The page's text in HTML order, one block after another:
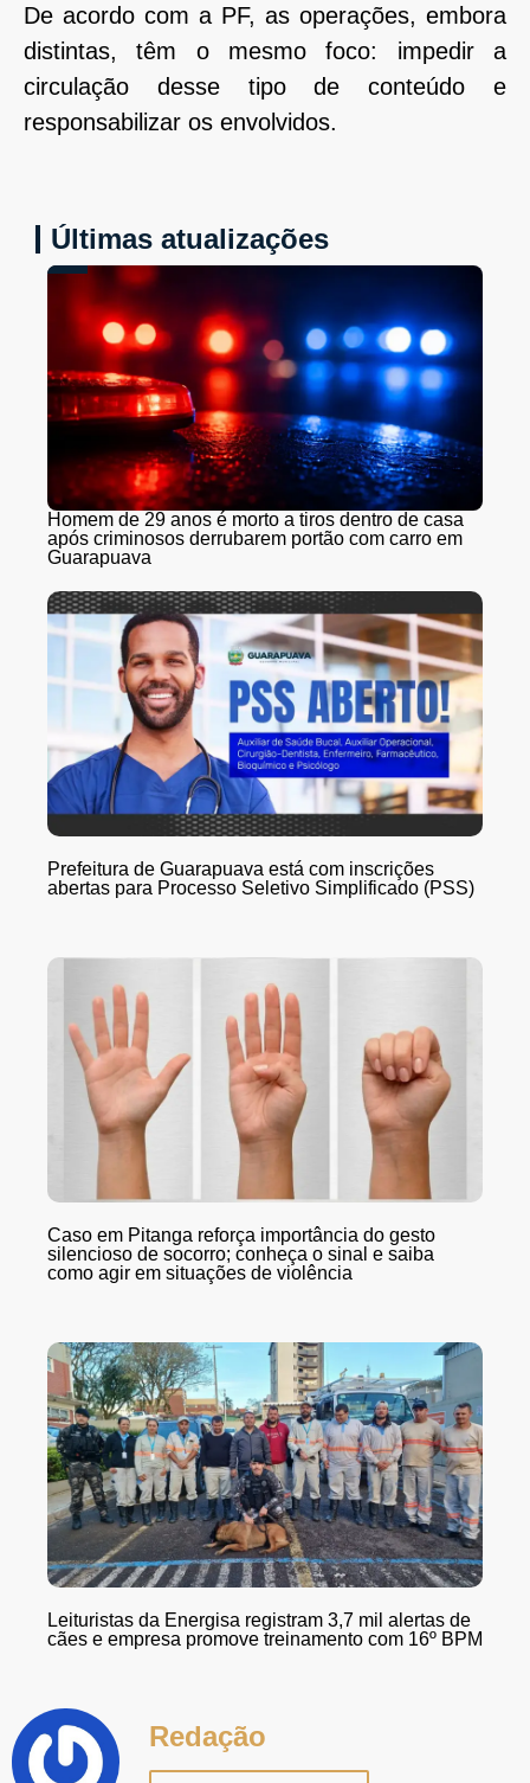
De acordo com a PF, as operações, embora
distintas, têm o mesmo foco: impedir a
circulação desse tipo de conteúdo e
responsabilizar os envolvidos.
Últimas atualizações
Homem de 29 anos é morto a tiros dentro de casa
após criminosos derrubarem portão com carro em
Guarapuava
Prefeitura de Guarapuava está com inscrições
abertas para Processo Seletivo Simplificado (PSS)
Caso em Pitanga reforça importância do gesto
silencioso de socorro; conheça o sinal e saiba
como agir em situações de violência
Leituristas da Energisa registram 3,7 mil alertas de
cães e empresa promove treinamento com 16º BPM
Redação